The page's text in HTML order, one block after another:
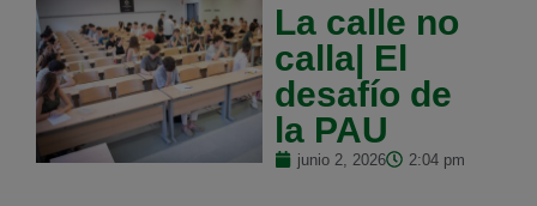
La calle no
calla| El
desafío de
la PAU
junio 2, 2026 2:04 pm